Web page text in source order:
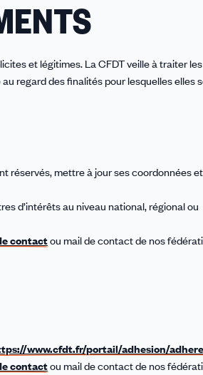
et légitimes. La CFDT veille à traiter
regard des finalités pour lesquelles elles
réservés, mettre à jour ses coordonnées
d’intérêts au niveau national, régional ou
contactou mail de contact de nos
www.cfdt.fr/portail/adhesion/
contactou mail de contact de nos